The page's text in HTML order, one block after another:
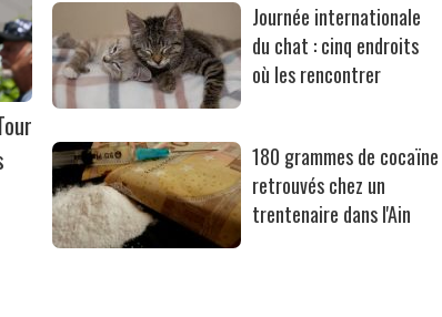
Journée internationale
du chat : cinq endroits
où les rencontrer
180 grammes de cocaïne
retrouvés chez un
trentenaire dans l'Ain